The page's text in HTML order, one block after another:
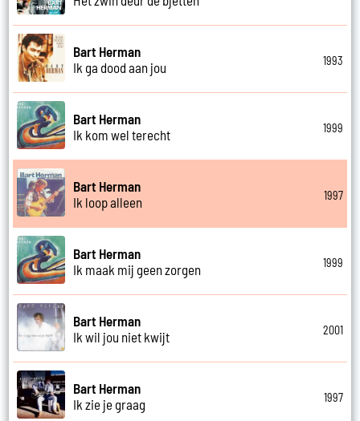
Bart Herman
Ik ga dood aan jou
1993
Bart Herman
Ik kom wel terecht
1999
Bart Herman
Ik loop alleen
1997
Bart Herman
Ik maak mij geen zorgen
1999
Bart Herman
Ik wil jou niet kwijt
2001
Bart Herman
Ik zie je graag
1997